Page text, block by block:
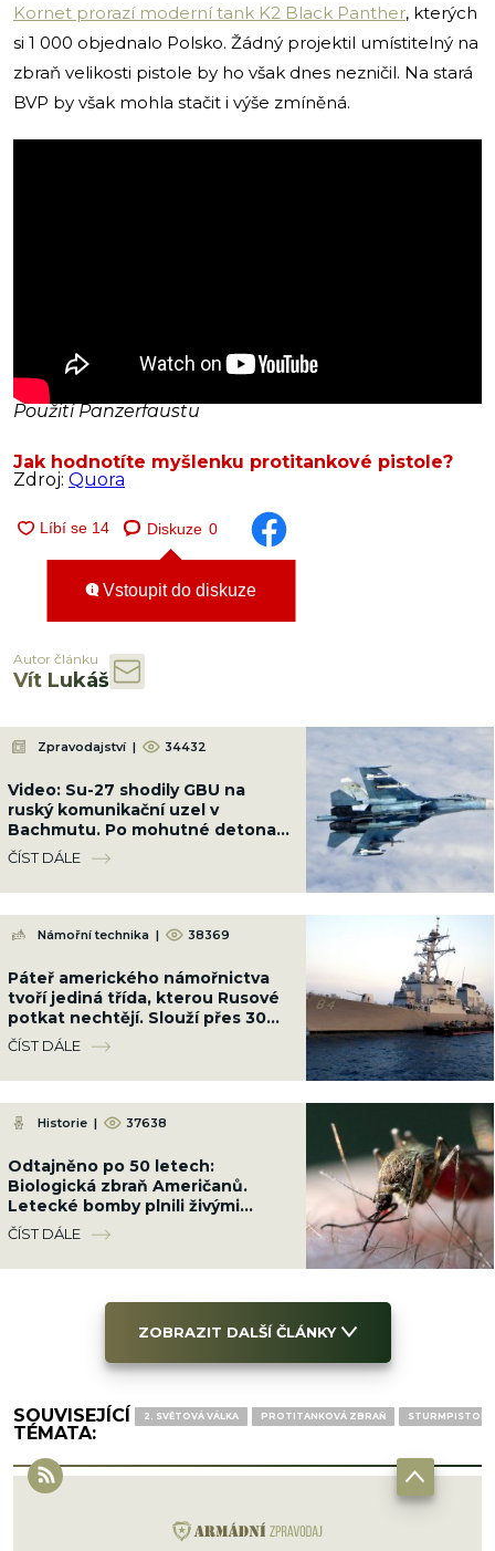
Kornet prorazí moderní tank K2 Black Panther, kterých
si 1 000 objednalo Polsko. Žádný projektil umístitelný na
zbraň velikosti pistole by ho však dnes nezničil. Na stará
BVP by však mohla stačit i výše zmíněná.
Použití Panzerfaustu
Jak hodnotíte myšlenku protitankové pistole?
Zdroj: Quora
Diskuze 0
Vstoupit do diskuze
Autor článku
Vít Lukáš
Zpravodajství | 34432
Video: Su-27 shodily GBU na
ruský komunikační uzel v
Bachmutu. Po mohutné detonaci
přestala základna existovat
ČÍST DÁLE
Námořní technika | 38369
Páteř amerického námořnictva
tvoří jediná třída, kterou Rusové
potkat nechtějí. Slouží přes 30
let a nic ji neumí nahradit
ČÍST DÁLE
Historie | 37638
Odtajněno po 50 letech:
Biologická zbraň Američanů.
Letecké bomby plnili živými
komáry a shazovali je na
obydlené čtvrti
ČÍST DÁLE
ZOBRAZIT DALŠÍ ČLÁNKY
SOUVISEJÍCÍ
TÉMATA:
2. SVĚTOVÁ VÁLKA PROTITANKOVÁ ZBRAŇ STURMPISTOLE